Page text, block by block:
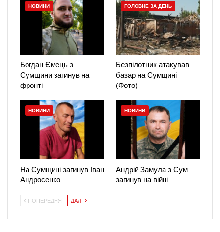
НОВИНИ
Богдан Ємець з
Сумщини загинув на
фронті
ГОЛОВНЕ ЗА ДЕНЬ
Безпілотник атакував
базар на Сумщині
(Фото)
НОВИНИ
На Сумщині загинув Іван
Андросенко
НОВИНИ
Андрій Замула з Сум
загинув на війні
ПОПЕРЕДНЯ ДАЛІ